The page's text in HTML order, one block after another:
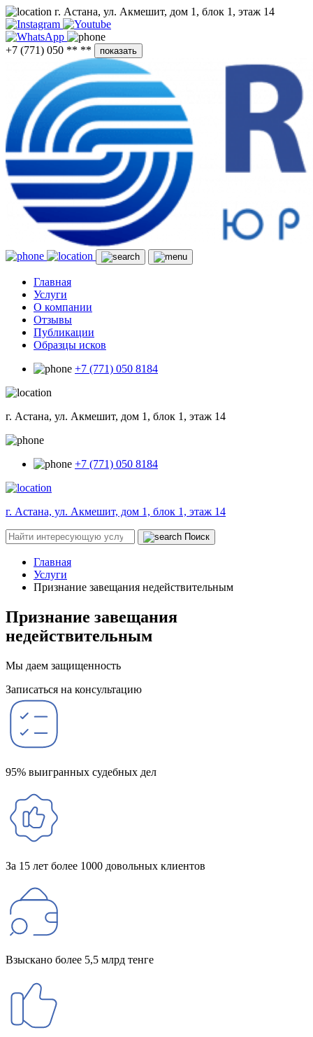
г. Астана, ул. Акмешит, дом 1, блок 1, этаж 14
+7 (771) 050 ** ** показать
Главная
Услуги
О компании
Отзывы
Публикации
Образцы исков
+7 (771) 050 8184
г. Астана, ул. Акмешит, дом 1, блок 1, этаж 14
+7 (771) 050 8184
г. Астана, ул. Акмешит, дом 1, блок 1, этаж 14
Поиск
Главная
Услуги
Признание завещания недействительным
Признание завещания
недействительным
Мы даем защищенность
Записаться на консультацию
95% выигранных судебных дел
За 15 лет более 1000 довольных клиентов
Взыскано более 5,5 млрд тенге